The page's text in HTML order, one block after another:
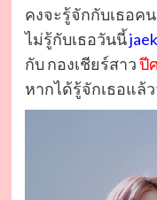
คงจะรู้จักกับเธอค
ไม่รู้กับเธอวันนี้
กับ กองเชียร์สาวปี
หากได้รู้จักเธอแล้